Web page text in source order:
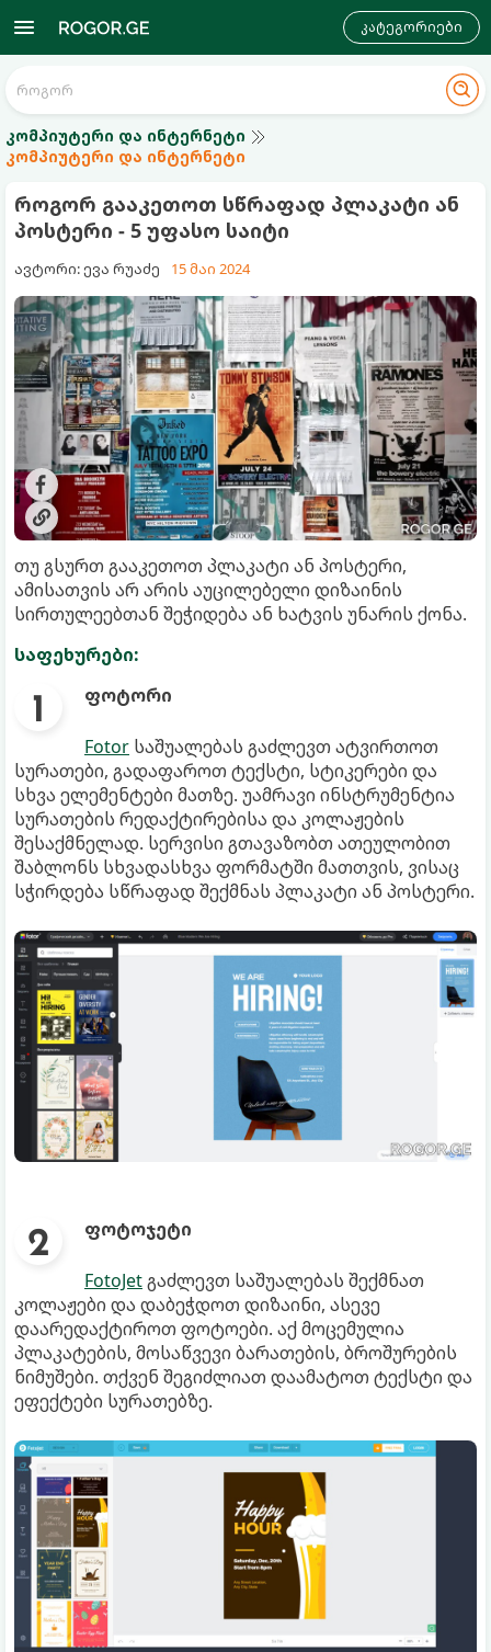
კატეგორიები
კომპიუტერი და ინტერნეტი
კომპიუტერი და ინტერნეტი
როგორ გააკეთოთ სწრაფად პლაკატი ან
პოსტერი - 5 უფასო საიტი
ავტორი: ევა რუაძე 15 მაი 2024
თუ გსურთ გააკეთოთ პლაკატი ან პოსტერი,
ამისათვის არ არის აუცილებელი დიზაინის
სირთულეებთან შეჭიდება ან ხატვის უნარის ქონა.
საფეხურები:
ფოტორი
Fotor საშუალებას გაძლევთ ატვირთოთ
სურათები, გადაფაროთ ტექსტი, სტიკერები და
სხვა ელემენტები მათზე. უამრავი ინსტრუმენტია
სურათების რედაქტირებისა და კოლაჟების
შესაქმნელად. სერვისი გთავაზობთ ათეულობით
შაბლონს სხვადასხვა ფორმატში მათთვის, ვისაც
სჭირდება სწრაფად შექმნას პლაკატი ან პოსტერი.
ფოტოჯეტი
FotoJetგაძლევთ საშუალებას შექმნათ
კოლაჟები და დაბეჭდოთ დიზაინი, ასევე
დაარედაქტიროთ ფოტოები. აქ მოცემულია
პლაკატების, მოსაწვევი ბარათების, ბროშურების
ნიმუშები. თქვენ შეგიძლიათ დაამატოთ ტექსტი და
ეფექტები სურათებზე.